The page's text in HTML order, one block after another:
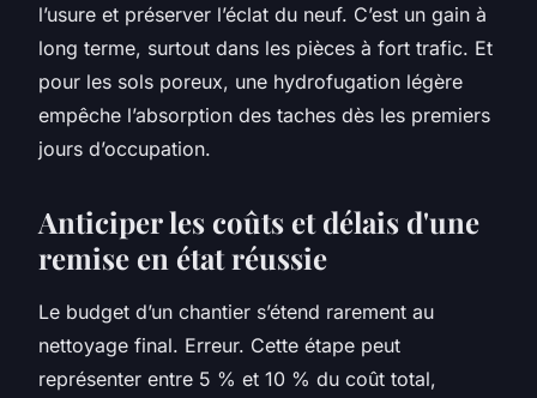
l’usure et préserver l’éclat du neuf. C’est un gain à
long terme, surtout dans les pièces à fort trafic. Et
pour les sols poreux, une hydrofugation légère
empêche l’absorption des taches dès les premiers
jours d’occupation.
Anticiper les coûts et délais d'une
remise en état réussie
Le budget d’un chantier s’étend rarement au
nettoyage final. Erreur. Cette étape peut
représenter entre 5 % et 10 % du coût total,